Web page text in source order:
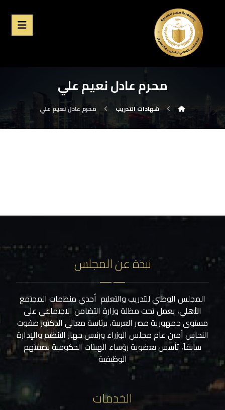
محرم عادل نعيم علي
شهادات التدريب محرم عادل نعيم علي
نبذة عن المجلس
المجلس الوطني للتدريب والتعليم أحدي منظمات المجتمع
الأهلي، يعمل تحت مظلة وزارة التضامن الاجتماعي على
مستوي جمهورية مصر العربية، برئاسة معالي الدكتور صفوت
النحاس أمين عام مجلس الوزراء ورئيس جهاز التنظيم والإدارة
سابقاً، تأسس بعضوية رؤساء الهيئات الحكومية بصفتهم
الوظيفية
الخدمات